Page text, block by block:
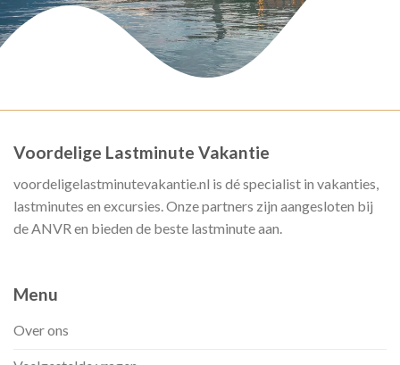
Voordelige Lastminute Vakantie
voordeligelastminutevakantie.nl is dé specialist in vakanties,
lastminutes en excursies. Onze partners zijn aangesloten bij
de ANVR en bieden de beste lastminute aan.
Menu
Over ons